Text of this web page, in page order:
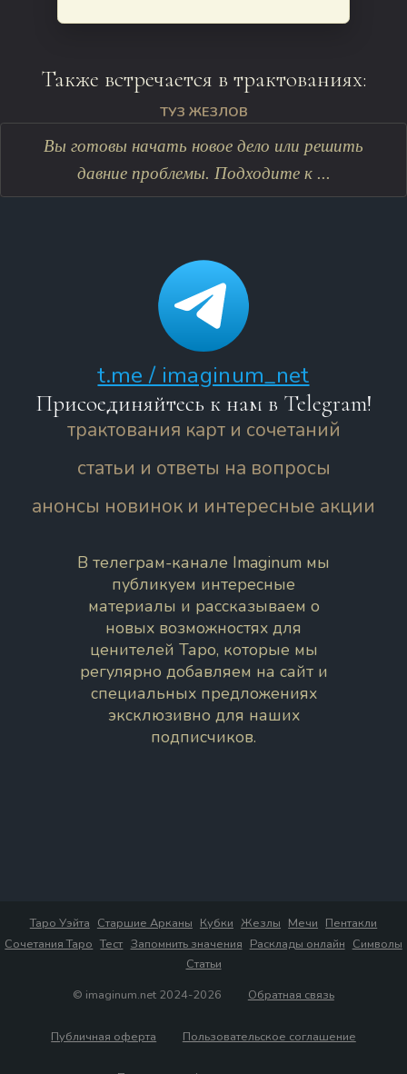
Также встречается в трактованиях:
ТУЗ ЖЕЗЛОВ
Вы готовы начать новое дело или решить
давние проблемы. Подходите к ...
t.me / imaginum_net
Присоединяйтесь к нам в Telegram!
трактования карт и сочетаний
статьи и ответы на вопросы
анонсы новинок и интересные акции
В телеграм-канале Imaginum мы
публикуем интересные
материалы и рассказываем о
новых возможностях для
ценителей Таро, которые мы
регулярно добавляем на сайт и
специальных предложениях
эксклюзивно для наших
подписчиков.
Таро Уэйта Старшие Арканы Кубки Жезлы Мечи Пентакли
Сочетания Таро Тест Запомнить значения Расклады онлайн Символы
Статьи
© imaginum.net 2024-2026
Обратная связь
Публичная оферта Пользовательское соглашение